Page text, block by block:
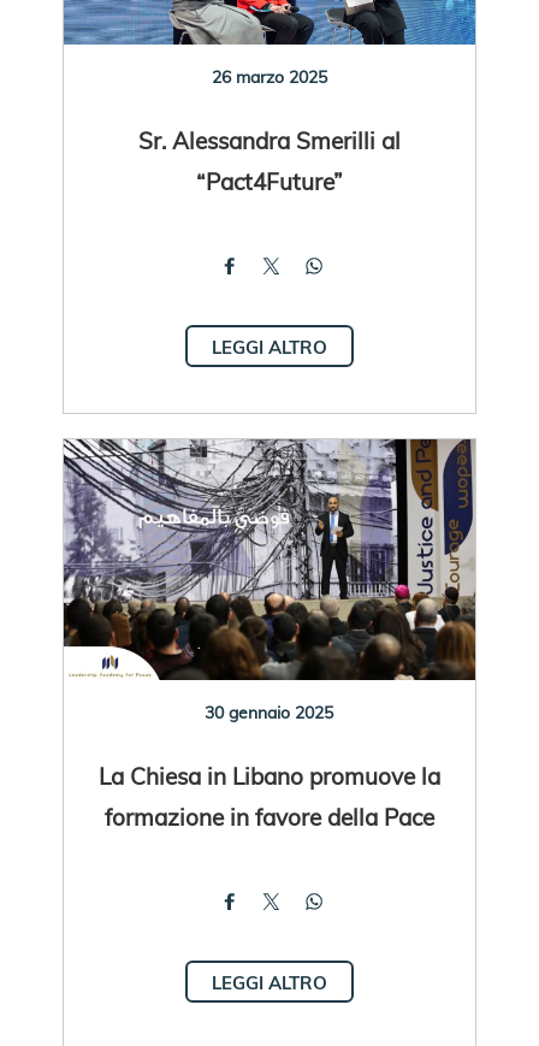
26 marzo 2025
Sr. Alessandra Smerilli al
“Pact4Future”
LEGGI ALTRO
30 gennaio 2025
La Chiesa in Libano promuove la
formazione in favore della Pace
LEGGI ALTRO